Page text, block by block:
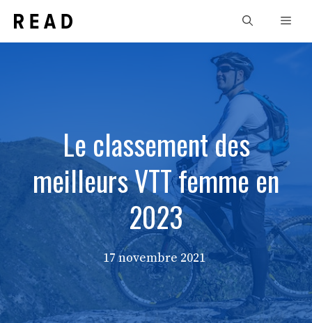
contenu
Le classement des
meilleurs VTT femme en
2023
17 novembre 2021